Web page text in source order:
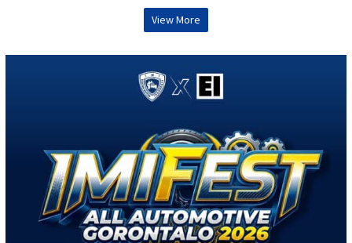
View More